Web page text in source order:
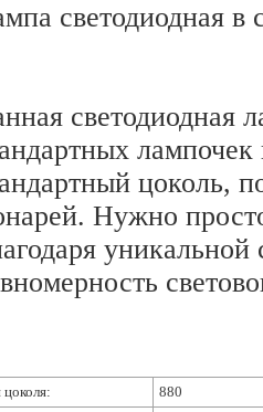
светодиодная в
светодиодная
цоколь,
Нужно
уникальной
цоколя:
880